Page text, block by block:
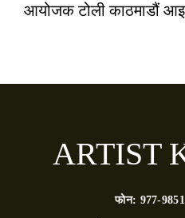
आयोजक टोली काठमाडौं
ARTIST
फोन: 977-